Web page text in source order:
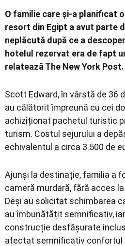
O familie care și-a planificat
resort din Egipt a avut parte
neplăcută după ce a
hotelul rezervat era de fapt
relatează The New York Post.
Scott Edward, în vârstă de 36
au călătorit împreună cu cei
achiziționat pachetul turistic
turism. Costul sejurului a
echivalentul a circa 3.500 de
Ajunși la destinație, familia a
cameră murdară, fără acces
Deși au solicitat schimbarea
au îmbunătățit semnificativ,
construcție desfășurate
afectat semnificativ confortul